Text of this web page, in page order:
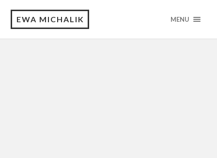
EWA MICHALIK MENU